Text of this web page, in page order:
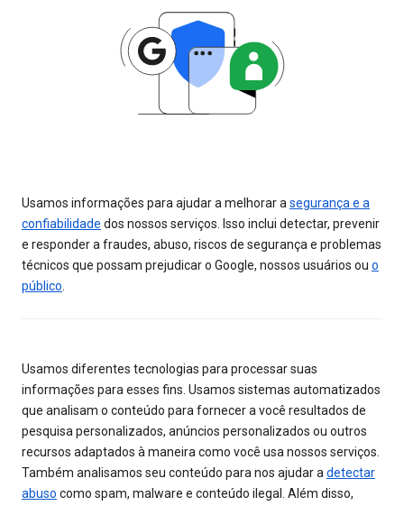
Usamos informações para ajudar a melhorar asegurança e a
confiabilidade dos nossos serviços. Isso inclui detectar, prevenir
e responder a fraudes, abuso, riscos de segurança e problemas
técnicos que possam prejudicar o Google, nossos usuários ou o
público.
Usamos diferentes tecnologias para processar suas
informações para esses fins. Usamos sistemas automatizados
que analisam o conteúdo para fornecer a você resultados de
pesquisa personalizados, anúncios personalizados ou outros
recursos adaptados à maneira como você usa nossos serviços.
Também analisamos seu conteúdo para nos ajudar adetectar
abuso como spam, malware e conteúdo ilegal. Além disso,